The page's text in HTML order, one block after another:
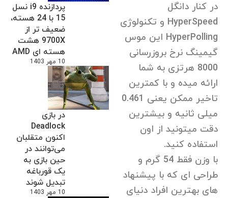
پردازنده i9 نسل
15 با 24 هسته،
ضعیف تر از
9700X هشت
هسته ای AMD
10 مهر 1403
در بازی
Deadlock
اکنون متقلبان
می‌توانند در
حین بازی به
یک قورباغه
تبدیل شوند
10 مهر 1403
در کنار دانگل
HyperSpeed و تکنولوژی
HyperPolling این موس
گیمینگ نرخ بروزرسانی
8000 هرتزی به شما
ارائه میده و با کمترین
تاخیر ممکن یعنی 0.461
میلی ثانیه و بیشترین
دقت میتونید از اون
استفاده کنید.
با وزن فقط 54 گرم و
طراحی ای که با پیشنهاد
های بهترین افراد دنیای